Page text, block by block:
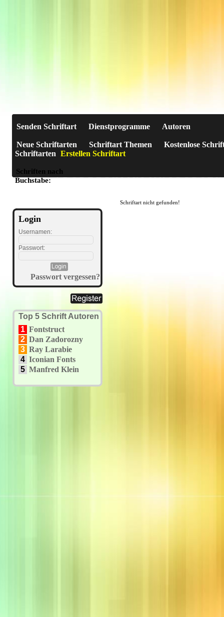
Senden Schriftart Dienstprogramme Autoren
Neue Schriftarten Schriftart Themen
Kostenlose
Schriftarten Erstellen Schriftart
Schriften nach
Buchstabe: A B C D E F G H I J K L M N O P Q R S T U
Login
Usernamen:
Passwort:
Passwort vergessen?
Top 5 Schrift Autoren
1 Fontstruct
2 Dan Zadorozny
3 Ray Larabie
4 Iconian Fonts
5 Manfred Klein
Schriftart nicht gefunden!